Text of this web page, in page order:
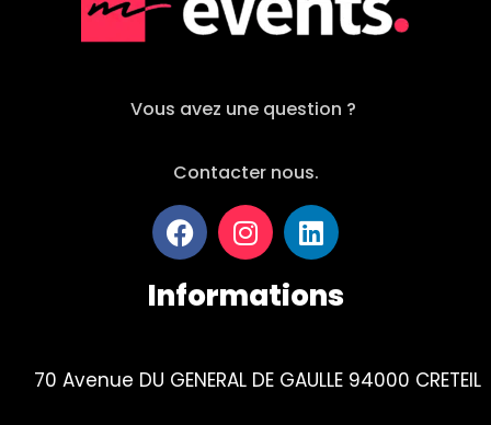
Vous avez une question ?
Contacter nous.
Informations
70 Avenue DU GENERAL DE GAULLE 94000 CRETEIL